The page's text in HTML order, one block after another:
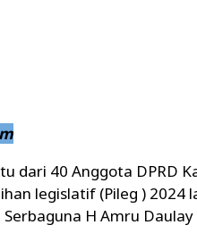
dari 40 Anggota DPRD
legislatif (Pileg ) 2024
H Amru